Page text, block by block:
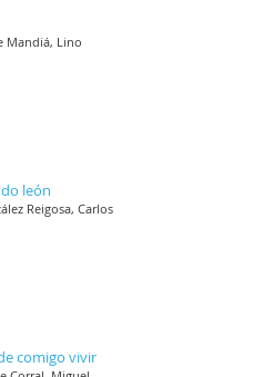
Mandiá, Lino
león
Reigosa, Carlos
comigo vivir